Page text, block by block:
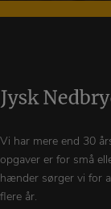
Vi har mere end 30
opgaver er for små
hænder sørger vi for
flere år.